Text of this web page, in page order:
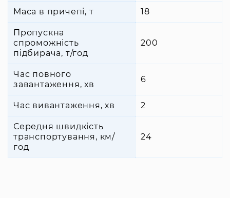
Маса в причепі, т 18
Пропускна
спроможність
підбирача, т/год
200
Час повного
завантаження, хв
6
Час вивантаження, хв 2
Середня швидкість
транспортування, км/
год
24